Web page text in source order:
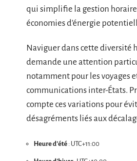
qui simplifie la gestion
économies d’énergie
Naviguer dans cette diversité
demande une attention
notamment pour les voyages
communications inter-États.
compte ces variations pour
désagréments liés aux
Heure d’été : UTC+11:00